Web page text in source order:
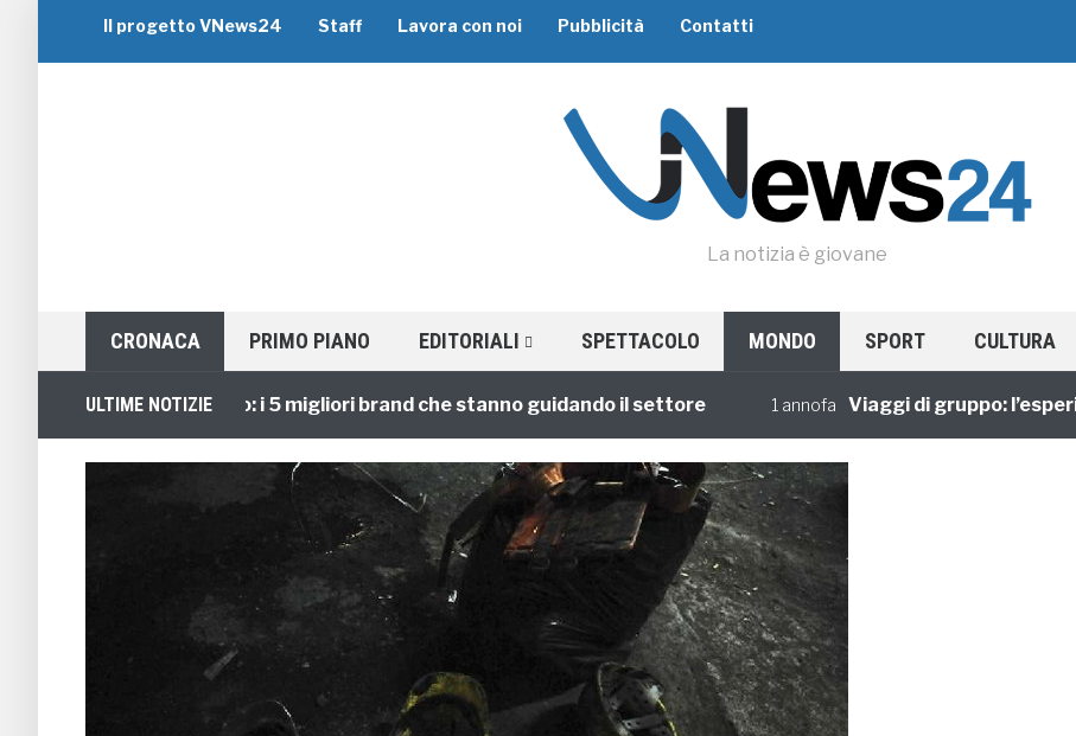
Il progetto VNews24 Staff Lavora con noi Pubblicità Contatti
La notizia è giovane
CRONACA PRIMO PIANO EDITORIALI SPETTACOLO MONDO SPORT CULTURA
ULTIME NOTIZIE
Viaggi di Gruppo: i 5 migliori brand che stanno guidando il settore 1 annofa Viaggi di gruppo: l’esperienza